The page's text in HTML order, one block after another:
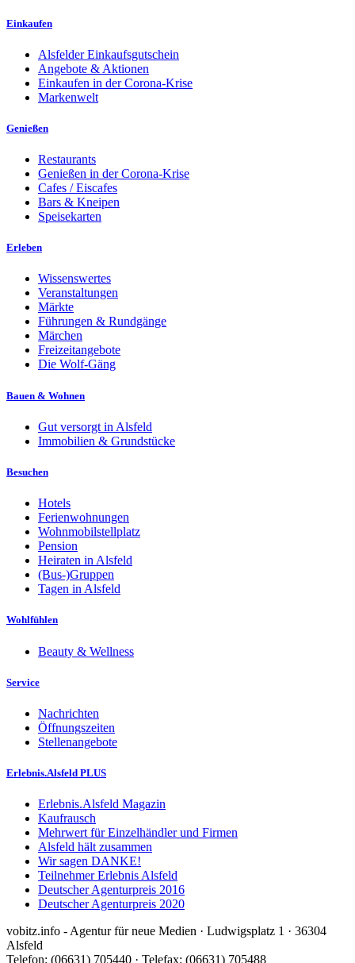
Einkaufen
Alsfelder Einkaufsgutschein
Angebote & Aktionen
Einkaufen in der Corona-Krise
Markenwelt
Genießen
Restaurants
Genießen in der Corona-Krise
Cafes / Eiscafes
Bars & Kneipen
Speisekarten
Erleben
Wissenswertes
Veranstaltungen
Märkte
Führungen & Rundgänge
Märchen
Freizeitangebote
Die Wolf-Gäng
Bauen & Wohnen
Gut versorgt in Alsfeld
Immobilien & Grundstücke
Besuchen
Hotels
Ferienwohnungen
Wohnmobilstellplatz
Pension
Heiraten in Alsfeld
(Bus-)Gruppen
Tagen in Alsfeld
Wohlfühlen
Beauty & Wellness
Service
Nachrichten
Öffnungszeiten
Stellenangebote
Erlebnis.Alsfeld PLUS
Erlebnis.Alsfeld Magazin
Kaufrausch
Mehrwert für Einzelhändler und Firmen
Alsfeld hält zusammen
Wir sagen DANKE!
Teilnehmer Erlebnis Alsfeld
Deutscher Agenturpreis 2016
Deutscher Agenturpreis 2020
vobitz.info - Agentur für neue Medien · Ludwigsplatz 1 · 36304
Alsfeld
Telefon: (06631) 705440 · Telefax: (06631) 705488